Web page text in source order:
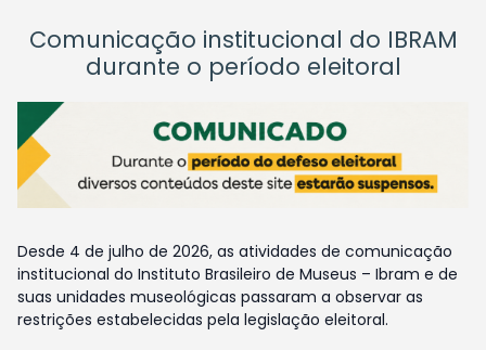
Comunicação institucional do IBRAM
durante o período eleitoral
Desde 4 de julho de 2026, as atividades de comunicação
institucional do Instituto Brasileiro de Museus – Ibram e de
suas unidades museológicas passaram a observar as
restrições estabelecidas pela legislação eleitoral.